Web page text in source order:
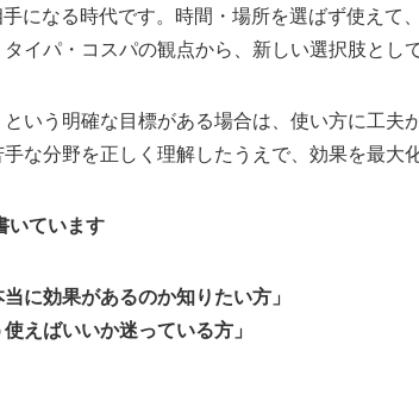
になる時代です。時間・場所を選ばず使えて
イパ・コスパの観点から、新しい選択肢とし
いう明確な目標がある場合は、使い方に工夫
な分野を正しく理解したうえで、効果を最大
いています
に効果があるのか知りたい方」
えばいいか迷っている方」